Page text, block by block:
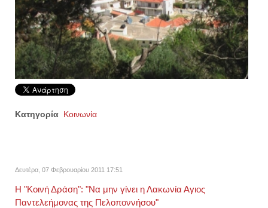
Κατηγορία Κοινωνία
Δευτέρα, 07 Φεβρουαρίου 2011 17:51
Η "Κοινή Δράση": "Να μην γίνει η Λακωνία Αγιος
Παντελεήμονας της Πελοποννήσου"